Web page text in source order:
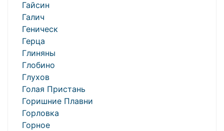
Гайсин
Галич
Геническ
Герца
Глиняны
Глобино
Глухов
Голая Пристань
Горишние Плавни
Горловка
Горное